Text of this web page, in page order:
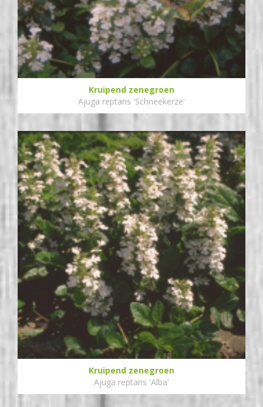
Kruipend zenegroen
Ajuga reptans 'Schneekerze'
Kruipend zenegroen
Ajuga reptans 'Alba'